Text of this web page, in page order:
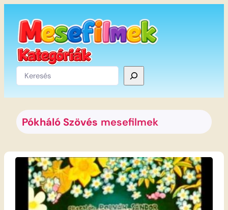
tartalomhoz
Keresés
Pókháló Szövés mesefilmek